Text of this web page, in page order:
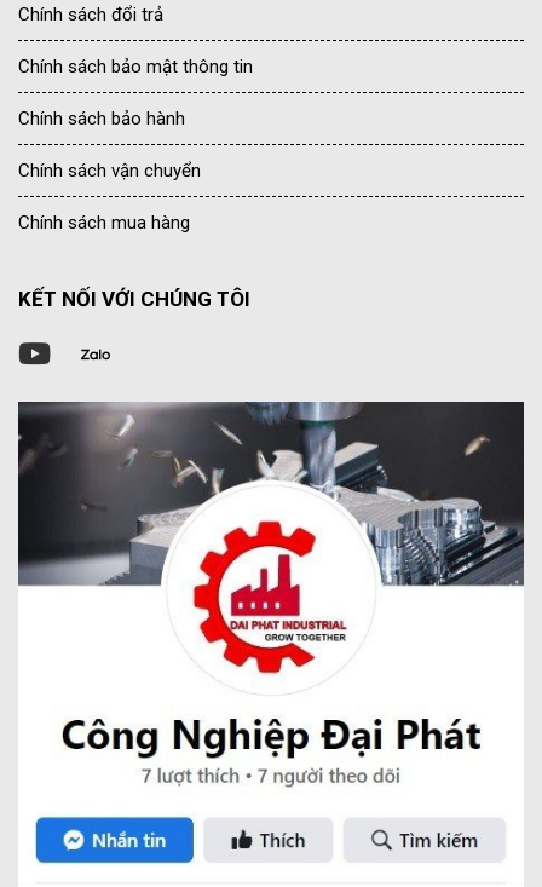
Chính sách đổi trả
Chính sách bảo mật thông tin
Chính sách bảo hành
Chính sách vận chuyển
Chính sách mua hàng
KẾT NỐI VỚI CHÚNG TÔI